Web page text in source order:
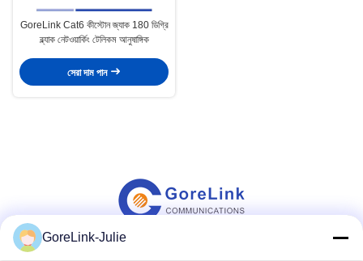
GoreLink Cat6 কীস্টোন জ্যাক 180 ডিগ্রি
ব্ল্যাক নেটওয়ার্কিং টেলিকম আনুষাঙ্গিক
সেরা দাম পান
GoreLink-Julie